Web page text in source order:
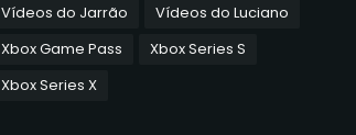
Vídeos do Jarrão
Vídeos do Luciano
Xbox Game Pass
Xbox Series S
Xbox Series X